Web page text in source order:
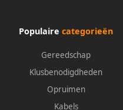
Populaire categorieën
Gereedschap
Klusbenodigdheden
Opruimen
Kabels